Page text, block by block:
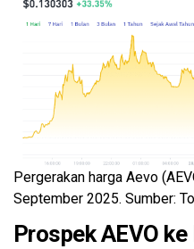
Pergerakan harga Aevo
September 2025. Sumber:
Prospek AEVO ke